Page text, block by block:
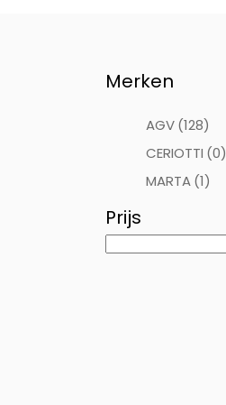
Merken
AGV(128)
CERIOTTI (0)
MARTA(1)
Prijs